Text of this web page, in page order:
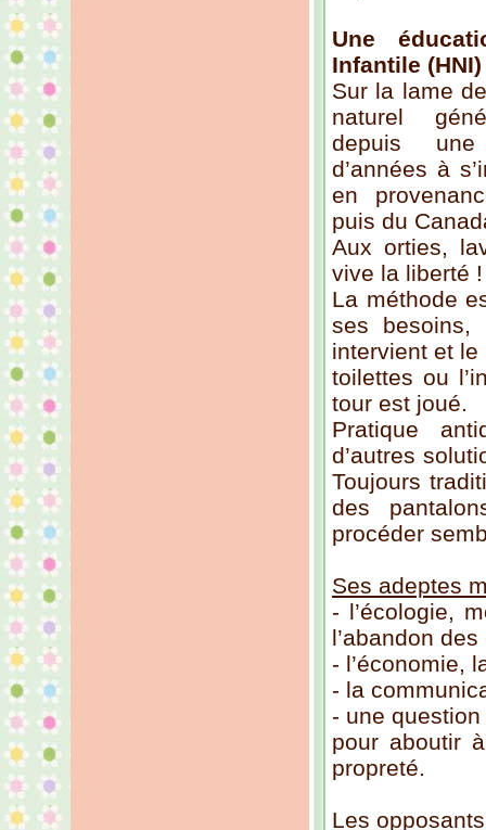
Une
Infantile (HNI)
Sur la lame
naturel
depuis
d’années à
en
puis du
Aux orties,
vive la liberté !
La méthode
ses
intervient et le
toilettes ou
tour est joué.
Pratique
d’autres
Toujours
des
procéder
Ses adeptes
- l’écologie,
l’abandon
- l’économie,
- la
- une
pour aboutir
propreté.
Les